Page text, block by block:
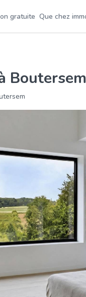
gratuite Que chez